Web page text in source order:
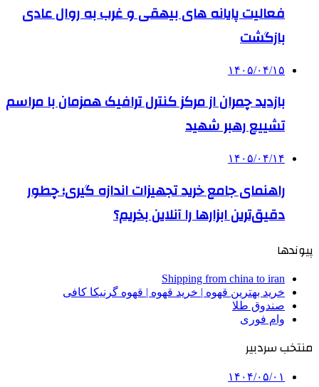
فعالیت پایانه های بیهقی و غرب به روال عادی
بازگشت
۱۴۰۵/۰۴/۱۵
بازدید چمران از مرکز کنترل ترافیک همزمان با مراسم
تشییع رهبر شهید
۱۴۰۵/۰۴/۱۴
راهنمای جامع خرید تجهیزات اندازه گیری؛ چطور
دقیق‌ترین ابزارها را آنلاین بخریم؟
پیوندها
Shipping from china to iran
خرید بهترین قهوه | خرید قهوه | قهوه گرنیکا کافی
صندوق طلا
وام فوری
منتخب سردبیر
۱۴۰۴/۰۵/۰۱